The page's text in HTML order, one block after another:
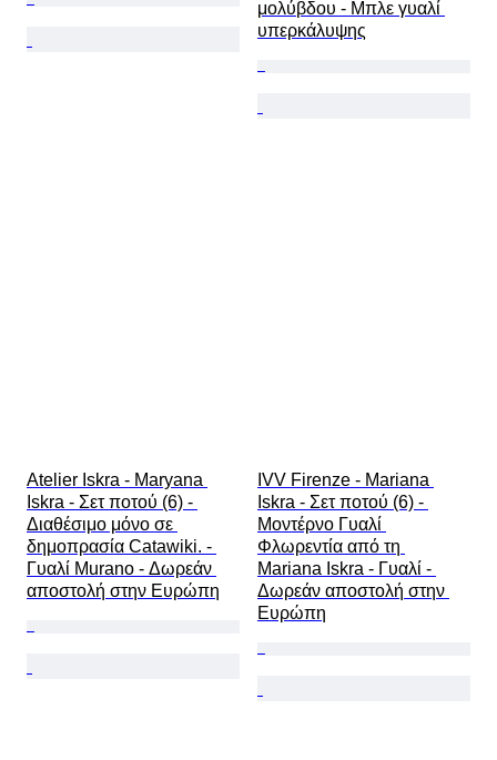
μολύβδου - Μπλε γυαλί
υπερκάλυψης
Atelier Iskra - Maryana
Iskra - Σετ ποτού (6) -
Διαθέσιμο μόνο σε
δημοπρασία Catawiki. -
Γυαλί Murano - Δωρεάν
αποστολή στην Ευρώπη
IVV Firenze - Mariana
Iskra - Σετ ποτού (6) -
Μοντέρνο Γυαλί
Φλωρεντία από τη
Mariana Iskra - Γυαλί -
Δωρεάν αποστολή στην
Ευρώπη